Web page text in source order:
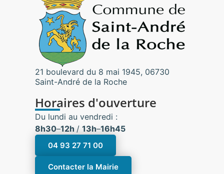
21 boulevard du 8 mai 1945, 06730
Saint-André de la Roche
Horaires d'ouverture
Du lundi au vendredi :
8h30–12h / 13h–16h45
04 93 27 71 00
Contacter la Mairie